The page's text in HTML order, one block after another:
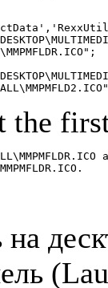
the
на